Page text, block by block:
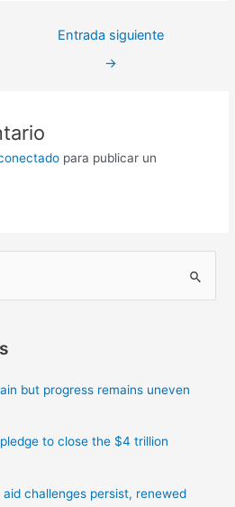
Entrada siguiente
→
para publicar un
but progress remains uneven
to close the $4 trillion
challenges persist, renewed